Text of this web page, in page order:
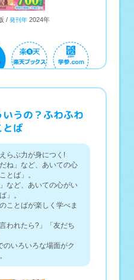
発刊年 2024年
うの？ふわふわ
とば
らぶ力が身につく!
ね」など、あいての心
とば」。
など、あいての心がい
」。
ことばが楽しく学べま
われたら?」「友だち
のいろいろな場面がク